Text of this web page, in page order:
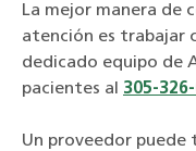
La mejor manera de
atención es trabajar
dedicado equipo de
pacientes al 305-
Un proveedor